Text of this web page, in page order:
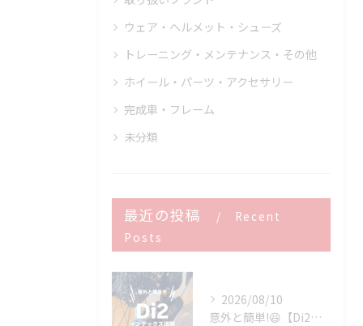
ウェア・ヘルメット・シューズ
トレーニング・メンテナンス・その他
ホイール・パーツ・アクセサリー
完成車・フレーム
未分類
最近の投稿
Recent
Posts
2026/08/10
意外と簡単!😆【Di2リアディレーラー調整】